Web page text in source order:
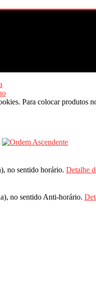
Para colocar produtos
no sentido horário. Detalhe
no sentido Anti-horário.